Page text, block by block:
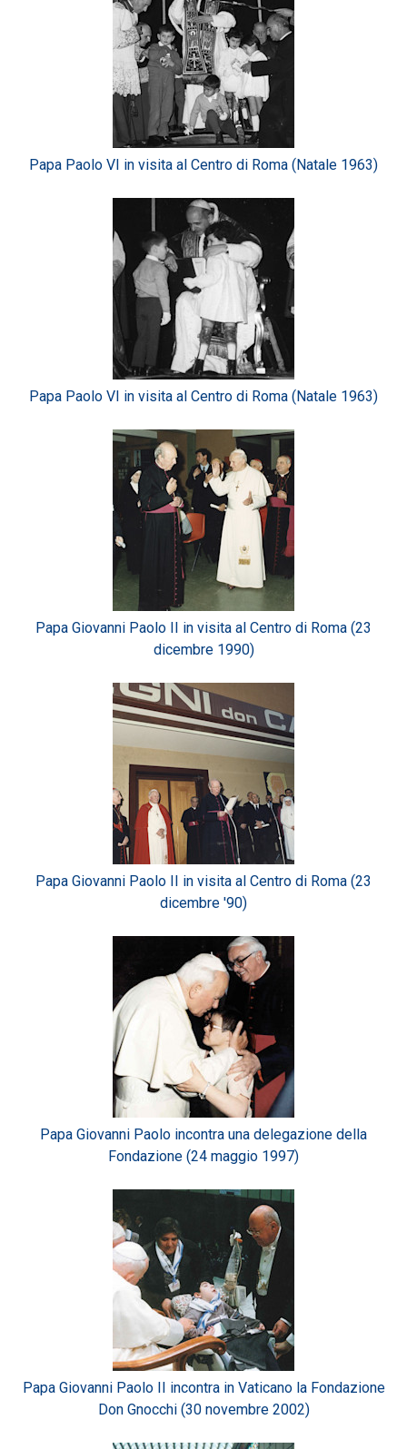
Papa Paolo VI in visita al Centro di Roma (Natale 1963)
Papa Paolo VI in visita al Centro di Roma (Natale 1963)
Papa Giovanni Paolo II in visita al Centro di Roma (23
dicembre 1990)
Papa Giovanni Paolo II in visita al Centro di Roma (23
dicembre '90)
Papa Giovanni Paolo incontra una delegazione della
Fondazione (24 maggio 1997)
Papa Giovanni Paolo II incontra in Vaticano la Fondazione
Don Gnocchi (30 novembre 2002)